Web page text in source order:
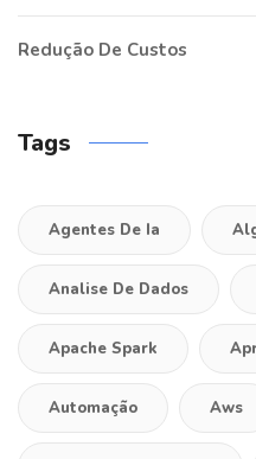
Redução De Custos
Tags
Agentes De Ia
Analise De Dados
Apache Spark
Automação Aws